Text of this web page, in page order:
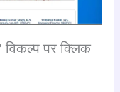
पर क्लिक